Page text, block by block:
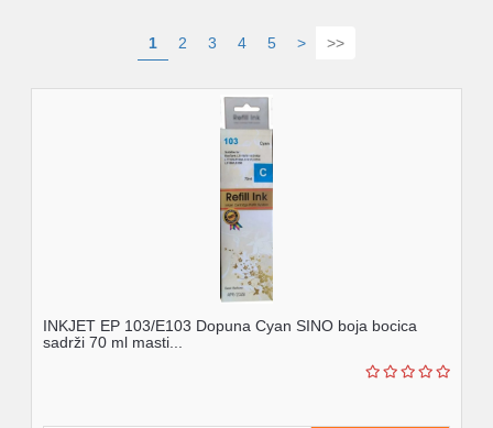
1 2 3 4 5 > >>
INKJET EP 103/E103 Dopuna Cyan SINO boja bocica
sadrži 70 ml masti...